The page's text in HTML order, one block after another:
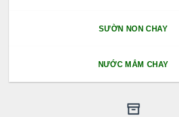
SƯỜN NON CHAY
NƯỚC MẮM CHAY